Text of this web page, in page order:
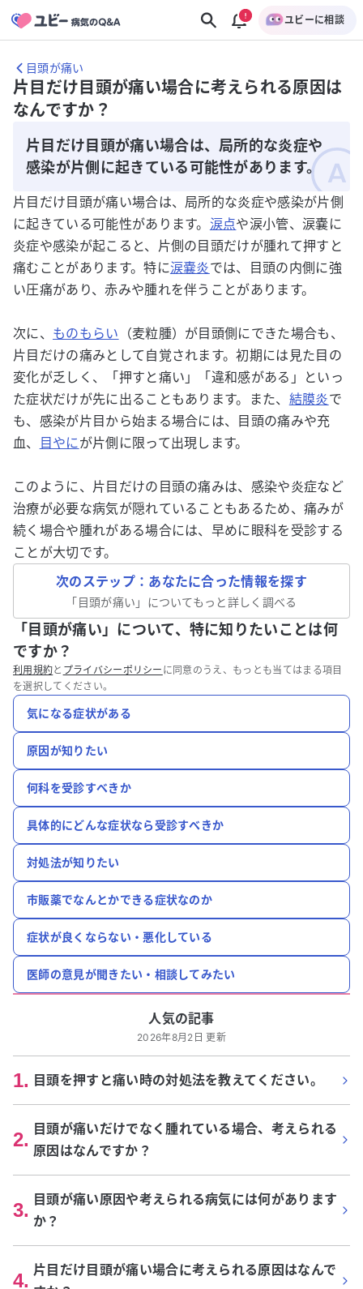
ユビーに相談
目頭が痛い
片目だけ目頭が痛い場合に考えられる原因は
なんですか？
片目だけ目頭が痛い場合は、局所的な炎症や
感染が片側に起きている可能性があります。
片目だけ目頭が痛い場合は、局所的な炎症や感染が片側
に起きている可能性があります。 涙点や涙小管、涙嚢に
炎症や感染が起こると、片側の目頭だけが腫れて押すと
痛むことがあります。特に涙嚢炎では、目頭の内側に強
い圧痛があり、赤みや腫れを伴うことがあります。
次に、 ものもらい （麦粒腫）が目頭側にできた場合も、
片目だけの痛みとして自覚されます。初期には見た目の
変化が乏しく、「押すと痛い」「違和感がある」といっ
た症状だけが先に出ることもあります。また、 結膜炎で
も、感染が片目から始まる場合には、目頭の痛みや充
血、
目やにが片側に限って出現します。
このように、片目だけの目頭の痛みは、感染や炎症など
治療が必要な病気が隠れていることもあるため、痛みが
続く場合や腫れがある場合には、早めに眼科を受診する
ことが大切です。
次のステップ：あなたに合った情報を探す
「目頭が痛い 」についてもっと詳しく調べる
「目頭が痛い」について、特に知りたいことは何
ですか？
利用規約と プライバシーポリシー に同意のうえ、もっとも当てはまる項目
を選択してください。
気になる症状がある
原因が知りたい
何科を受診すべきか
具体的にどんな症状なら受診すべきか
対処法が知りたい
市販薬でなんとかできる症状なのか
症状が良くならない・悪化している
医師の意見が聞きたい・相談してみたい
人気の記事
2026年8月2日 更新
1. 目頭を押すと痛い時の対処法を教えてください。
2. 目頭が痛いだけでなく腫れている場合、考えられる
原因はなんですか？
3. 目頭が痛い原因や考えられる病気には何があります
か？
4. 片目だけ目頭が痛い場合に考えられる原因はなんで